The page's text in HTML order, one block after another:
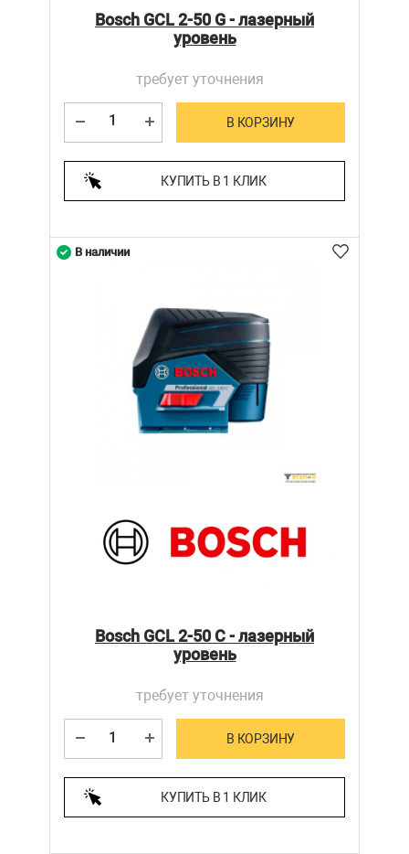
Bosch GCL 2-50 G - лазерный
уровень
требует уточнения
В КОРЗИНУ
КУПИТЬ В 1 КЛИК
Bosch GCL 2-50 C - лазерный
уровень
требует уточнения
В КОРЗИНУ
КУПИТЬ В 1 КЛИК
В наличии